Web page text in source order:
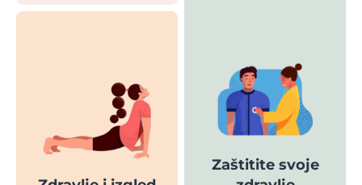
Zaštitite svoje